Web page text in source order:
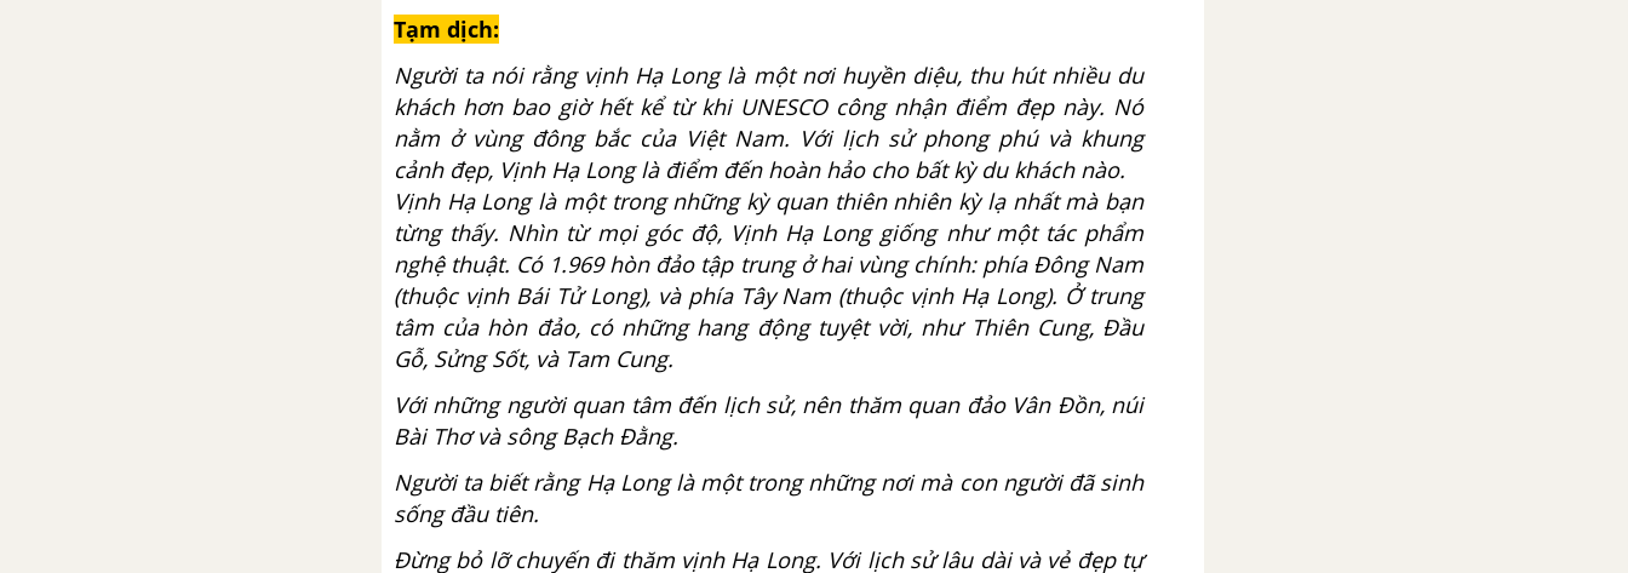
Tạm dịch:
Người ta nói rằng vịnh Hạ Long là một nơi huyền diệu, thu hút nhiều du
khách hơn bao giờ hết kể từ khi UNESCO công nhận điểm đẹp này. Nó
nằm ở vùng đông bắc của Việt Nam. Với lịch sử phong phú và khung
cảnh đẹp, Vịnh Hạ Long là điểm đến hoàn hảo cho bất kỳ du khách nào.
Vịnh Hạ Long là một trong những kỳ quan thiên nhiên kỳ lạ nhất mà bạn
từng thấy. Nhìn từ mọi góc độ, Vịnh Hạ Long giống như một tác phẩm
nghệ thuật. Có 1.969 hòn đảo tập trung ở hai vùng chính: phía Đông Nam
(thuộc vịnh Bái Tử Long), và phía Tây Nam (thuộc vịnh Hạ Long). Ở trung
tâm của hòn đảo, có những hang động tuyệt vời, như Thiên Cung, Đầu
Gỗ, Sửng Sốt, và Tam Cung.
Với những người quan tâm đến lịch sử, nên thăm quan đảo Vân Đồn, núi
Bài Thơ và sông Bạch Đằng.
Người ta biết rằng Hạ Long là một trong những nơi mà con người đã sinh
sống đầu tiên.
Đừng bỏ lỡ chuyến đi thăm vịnh Hạ Long. Với lịch sử lâu dài và vẻ đẹp tự